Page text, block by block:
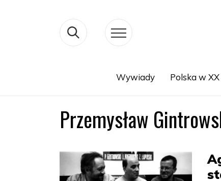
Wywiady Polska w
Przemysław